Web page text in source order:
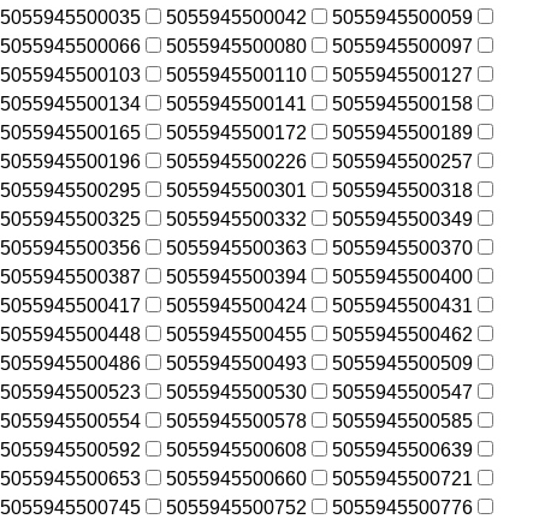
5055945500035
5055945500042
5055945500059
5055945500066
5055945500080
5055945500097
5055945500103
5055945500110
5055945500127
5055945500134
5055945500141
5055945500158
5055945500165
5055945500172
5055945500189
5055945500196
5055945500226
5055945500257
5055945500295
5055945500301
5055945500318
5055945500325
5055945500332
5055945500349
5055945500356
5055945500363
5055945500370
5055945500387
5055945500394
5055945500400
5055945500417
5055945500424
5055945500431
5055945500448
5055945500455
5055945500462
5055945500486
5055945500493
5055945500509
5055945500523
5055945500530
5055945500547
5055945500554
5055945500578
5055945500585
5055945500592
5055945500608
5055945500639
5055945500653
5055945500660
5055945500721
5055945500745
5055945500752
5055945500776